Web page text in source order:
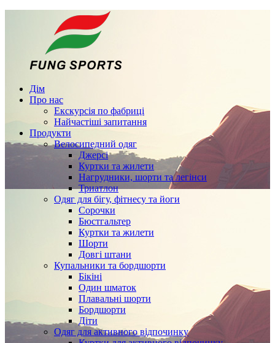
Дім
Про нас
Екскурсія по фабриці
Найчастіші запитання
Продукти
Велосипедний одяг
Джерсі
Куртки та жилети
Нагрудники, шорти та легінси
Триатлон
Одяг для бігу, фітнесу та йоги
Сорочки
Бюстгальтер
Куртки та жилети
Шорти
Довгі штани
Купальники та бордшорти
Бікіні
Один шматок
Плавальні шорти
Бордшорти
Діти
Одяг для активного відпочинку